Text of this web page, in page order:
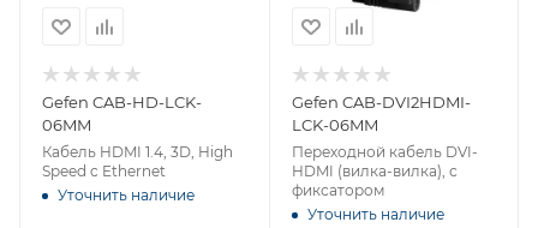
Gefen CAB-HD-LCK-
06MM
Кабель HDMI 1.4, 3D, High
Speed c Ethernet
Уточнить наличие
Gefen CAB-DVI2HDMI-
LCK-06MM
Переходной кабель DVI-
HDMI (вилка-вилка), с
фиксатором
Уточнить наличие